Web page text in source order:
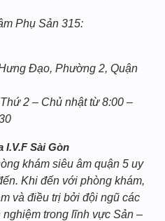
Phụ Sản 315:
Đạo, Phường 2, Quận
2 – Chủ nhật từ 8:00 –
I.V.F Sài Gòn
khám siêu âm quận 5 uy
Khi đến với phòng khám,
và điều trị bởi đội ngũ các
trong lĩnh vực Sản –